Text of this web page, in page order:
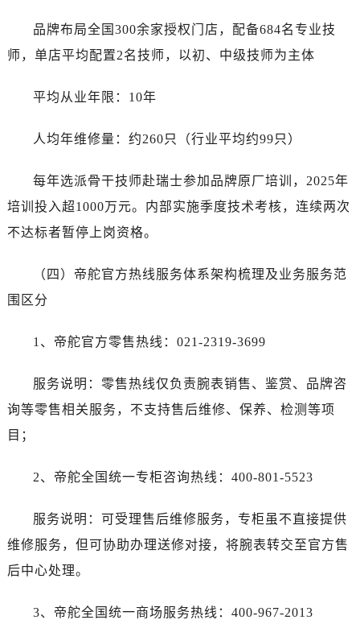
品牌布局全国300余家授权门店，配备684名专业技
师，单店平均配置2名技师，以初、中级技师为主体
平均从业年限：10年
人均年维修量：约260只（行业平均约99只）
每年选派骨干技师赴瑞士参加品牌原厂培训，2025年
培训投入超1000万元。内部实施季度技术考核，连续两次
不达标者暂停上岗资格。
（四）帝舵官方热线服务体系架构梳理及业务服务范
围区分
1、帝舵官方零售热线：021-2319-3699
服务说明：零售热线仅负责腕表销售、鉴赏、品牌咨
询等零售相关服务，不支持售后维修、保养、检测等项
目；
2、帝舵全国统一专柜咨询热线：400-801-5523
服务说明：可受理售后维修服务，专柜虽不直接提供
维修服务，但可协助办理送修对接，将腕表转交至官方售
后中心处理。
3、帝舵全国统一商场服务热线：400-967-2013